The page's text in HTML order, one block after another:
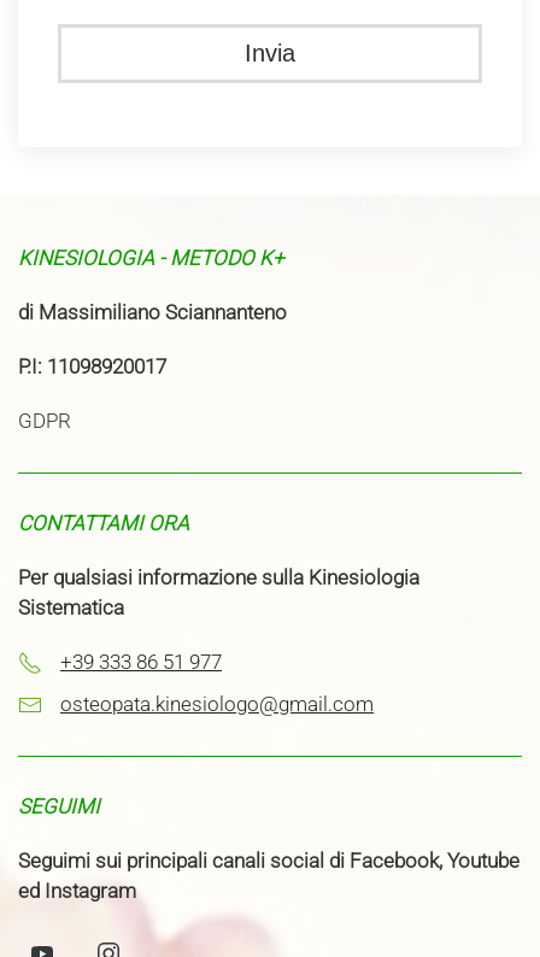
KINESIOLOGIA - METODO K+
di Massimiliano Sciannanteno
P.I: 11098920017
GDPR
CONTATTAMI ORA
Per qualsiasi informazione sulla Kinesiologia
Sistematica
+39 333 86 51 977
osteopata.kinesiologo@gmail.com
SEGUIMI
Seguimi sui principali canali social di Facebook, Youtube
ed Instagram